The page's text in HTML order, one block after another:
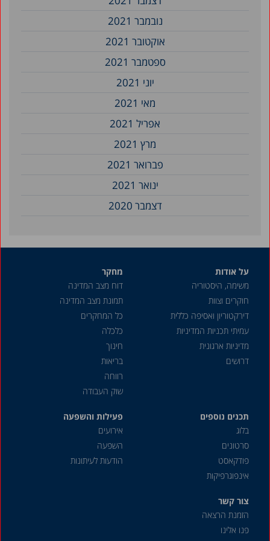
נובמבר 2021
אוקטובר 2021
ספטמבר 2021
יוני 2021
מאי 2021
אפריל 2021
מרץ 2021
פברואר 2021
ינואר 2021
דצמבר 2020
על אודות
משימה, היסטוריה
חוקרים וצוות
דירקטוריון ואסיפה כללית
עמיתי תכניות המדיניות
מדיניות ארגונית
דרושים
מחקר
דוח מצב המדינה
תמונת מצב המדינה
כל המחקרים
כלכלה
חינוך
בריאות
רווחה
שוק העבודה
תכנים נוספים
בלוג
סרטונים
פודקאסט
אינפוגרפיקות
פעילות והשפעה
אירועים
השפעה
הודעות לעיתונות
צור קשר
הזמנת הרצאה
פנו אלינו